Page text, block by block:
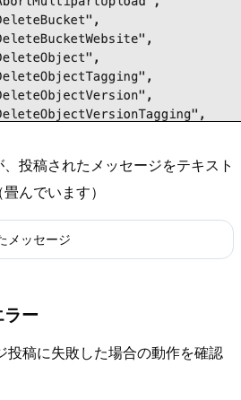
投稿されたメッセージをテキスト
んでいます）
メッセージ
ー
投稿に失敗した場合の動作を確認